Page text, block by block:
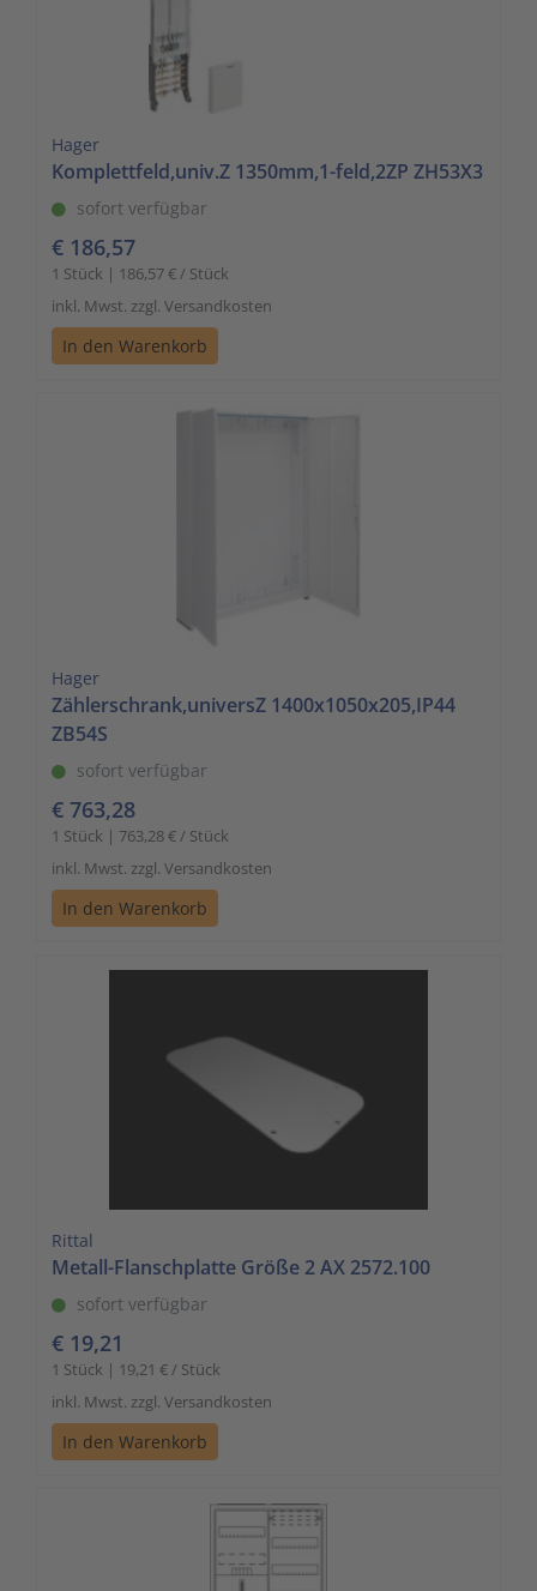
Hager
Komplettfeld,univ.Z 1350mm,1-feld,2ZP ZH53X3
sofort verfügbar
€ 186,57
1 Stück | 186,57 € / Stück
inkl. Mwst. zzgl. Versandkosten
In den Warenkorb
Hager
Zählerschrank,universZ 1400x1050x205,IP44
ZB54S
sofort verfügbar
€ 763,28
1 Stück | 763,28 € / Stück
inkl. Mwst. zzgl. Versandkosten
In den Warenkorb
Rittal
Metall-Flanschplatte Größe 2 AX 2572.100
sofort verfügbar
€ 19,21
1 Stück | 19,21 € / Stück
inkl. Mwst. zzgl. Versandkosten
In den Warenkorb